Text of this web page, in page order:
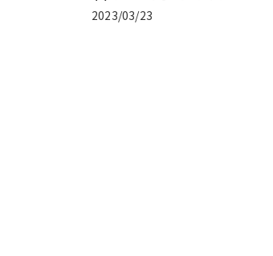
2023/03/23